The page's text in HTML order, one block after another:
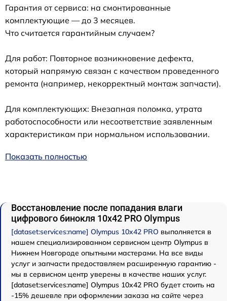
Гарантия от сервиса: на смонтированные
комплектующие — до 3 месяцев.
Что считается гарантийным случаем?
Для работ: Повторное возникновение дефекта,
который напрямую связан с качеством проведенного
ремонта (например, некорректный монтаж запчасти).
Для комплектующих: Внезапная поломка, утрата
работоспособности или несоответствие заявленным
характеристикам при нормальном использовании.
Показать полностью
Восстановление после попадания влаги
цифрового бинокля 10x42 PRO Olympus
[dataset:services:name] Olympus 10x42 PRO выполняется в
нашем специализированном сервисном центр Olympus в
Нижнем Новгороде опытными мастерами. На все виды
услуг и запчасти предоставляем расширенную гарантию -
мы в сервисном центр уверены в качестве наших услуг.
[dataset:services:name] Olympus 10x42 PRO будет стоить на
-15% дешевле при оформлении заказа на сайте через